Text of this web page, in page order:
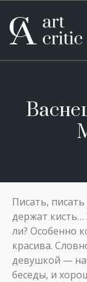
Писать,
держат
ли? Особенно
красива.
девушкой —
беседы, и